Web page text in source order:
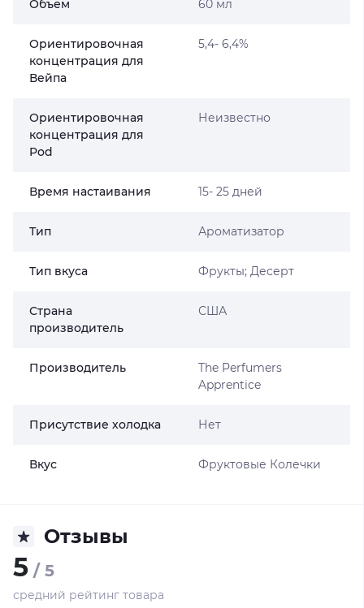
Объем 60 мл
Ориентировочная
концентрация для
Вейпа
5,4- 6,4%
Ориентировочная
концентрация для
Pod
Неизвестно
Время настаивания 15- 25 дней
Тип Ароматизатор
Тип вкуса Фрукты; Десерт
Страна
производитель
США
Производитель
The Perfumers
Apprentice
Присутствие холодка Нет
Вкус Фруктовые Колечки
Отзывы
5 / 5
средний рейтинг товара